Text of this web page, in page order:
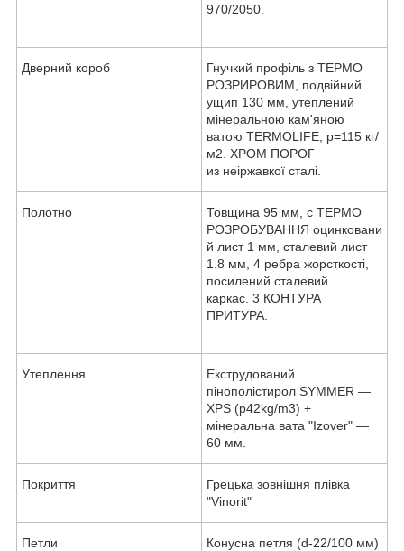
970/2050.
Дверний короб
Гнучкий профіль з ТЕРМО
РОЗРИРОВИМ, подвійний
ущип 130 мм, утеплений
мінеральною кам'яною
ватою TERMOLIFE, p=115 кг/
м2. ХРОМ ПОРОГ
из неіржавкої сталі.
Полотно
Товщина 95 мм, с ТЕРМО
РОЗРОБУВАННЯ оцинковани
й лист 1 мм, сталевий лист
1.8 мм, 4 ребра жорсткості,
посилений сталевий
каркас. 3 КОНТУРА
ПРИТУРА.
Утеплення
Екструдований
пінополістирол SYMMER —
XPS (p42kg/m3) +
мінеральна вата "Izover" —
60 мм.
Покриття
Грецька зовнішня плівка
"Vinorit"
Петли
Конусна петля (d-22/100 мм)